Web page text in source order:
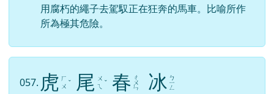
用腐朽的繩子去駕馭正在狂奔的馬車。比喻所作
所為極其危險。
057. 虎 ㄏ
ㄨ ˇ 尾 ㄨ
ㄟ ˇ 春 ㄔ
ㄨ
ㄣ 冰 ㄅ
ㄧ
ㄥ